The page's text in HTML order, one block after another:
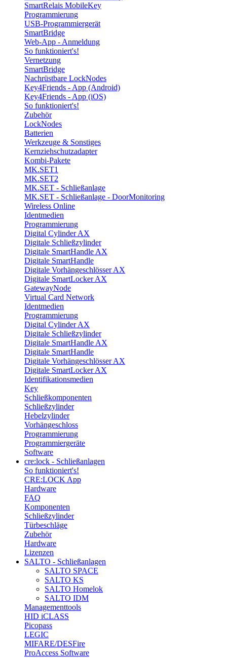
SmartRelais MobileKey
Programmierung
USB-Programmiergerät
SmartBridge
Web-App - Anmeldung
So funktioniert's!
Vernetzung
SmartBridge
Nachrüstbare LockNodes
Key4Friends - App (Android)
Key4Friends - App (iOS)
So funktioniert's!
Zubehör
LockNodes
Batterien
Werkzeuge & Sonstiges
Kernziehschutzadapter
Kombi-Pakete
MK.SET1
MK.SET2
MK.SET - Schließanlage
MK.SET - Schließanlage - DoorMonitoring
Wireless Online
Identmedien
Programmierung
Digital Cylinder AX
Digitale Schließzylinder
Digitale SmartHandle AX
Digitale SmartHandle
Digitale Vorhängeschlösser AX
Digitale SmartLocker AX
GatewayNode
Virtual Card Network
Identmedien
Programmierung
Digital Cylinder AX
Digitale Schließzylinder
Digitale SmartHandle AX
Digitale SmartHandle
Digitale Vorhängeschlösser AX
Digitale SmartLocker AX
Identifikationsmedien
Key
Schließkomponenten
Schließzylinder
Hebelzylinder
Vorhängeschloss
Programmierung
Programmiergeräte
Software
cre:lock - Schließanlagen
So funktioniert's!
CRE:LOCK App
Hardware
FAQ
Komponenten
Schließzylinder
Türbeschläge
Zubehör
Hardware
Lizenzen
SALTO - Schließanlagen
SALTO SPACE
SALTO KS
SALTO Homelok
SALTO IDM
Managementtools
HID iCLASS
Picopass
LEGIC
MIFARE/DESFire
ProAccess Software